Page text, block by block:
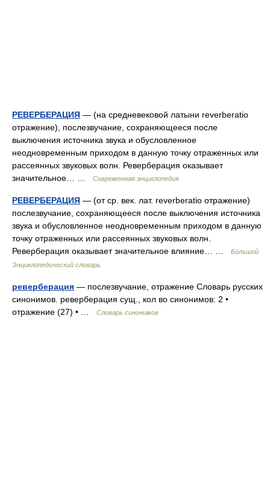
РЕВЕРБЕРАЦИЯ — (на средневековой латыни reverberatio
отражение), послезвучание, сохраняющееся после
выключения источника звука и обусловленное
неодновременным приходом в данную точку отраженных или
рассеянных звуковых волн. Реверберация оказывает
значительное… …
Современная энциклопедия
РЕВЕРБЕРАЦИЯ — (от ср. век. лат. reverberatio отражение)
послезвучание, сохраняющееся после выключения источника
звука и обусловленное неодновременным приходом в данную
точку отраженных или рассеянных звуковых волн.
Реверберация оказывает значительное влияние… …
Большой
Энциклопедический словарь
реверберация — послезвучание, отражение Словарь русских
синонимов. реверберация сущ., кол во синонимов: 2 •
отражение (27) • …
Словарь синонимов